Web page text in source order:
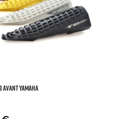
AVANT YAMAHA